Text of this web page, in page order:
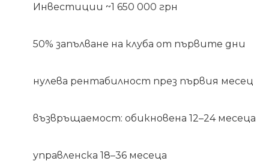
Инвестиции ~1 650 000 грн
50% запълване на клуба от първите дни
нулева рентабилност през първия месец
възвръщаемост: обикновена 12–24 месеца
управленска 18–36 месеца